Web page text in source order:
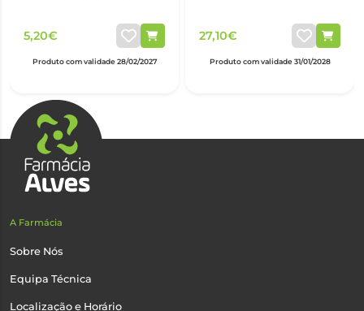
5,20€
Produto com validade 28/02/2027
27,10€
Produto com validade 31/01/2028
A Farmácia
Sobre Nós
Equipa Técnica
Localização e Horário